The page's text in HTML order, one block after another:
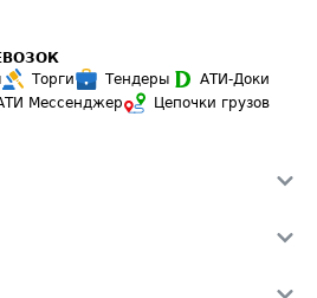
Торги Тендеры
АТИ-Доки
Мессенджер
Цепочки грузов